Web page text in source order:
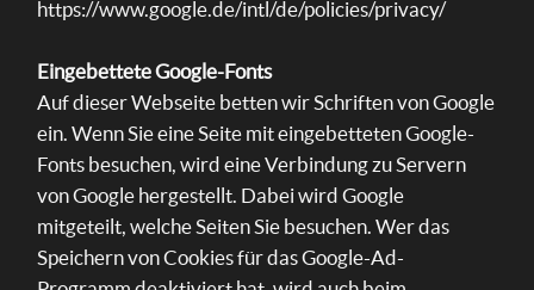
https://www.google.de/intl/de/policies/privacy/
Eingebettete Google-Fonts
Auf dieser Webseite betten wir Schriften von Google
ein. Wenn Sie eine Seite mit eingebetteten Google-
Fonts besuchen, wird eine Verbindung zu Servern
von Google hergestellt. Dabei wird Google
mitgeteilt, welche Seiten Sie besuchen. Wer das
Speichern von Cookies für das Google-Ad-